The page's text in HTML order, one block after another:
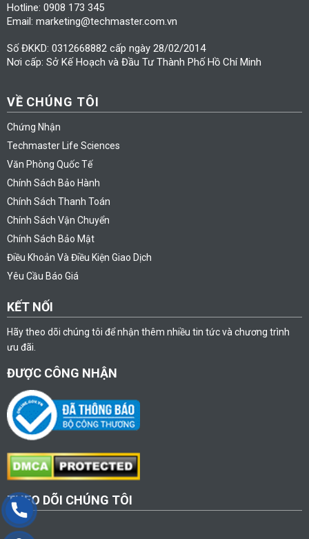
Hotline: 0908 173 345
Email: marketing@techmaster.com.vn
Số ĐKKD: 0312668882 cấp ngày 28/02/2014
Nơi cấp: Sở Kế Hoạch và Đầu Tư Thành Phố Hồ Chí Minh
VỀ CHÚNG TÔI
Chứng Nhận
Techmaster Life Sciences
Văn Phòng Quốc Tế
Chính Sách Bảo Hành
Chính Sách Thanh Toán
Chính Sách Vận Chuyển
Chính Sách Bảo Mật
Điều Khoản Và Điều Kiện Giao Dịch
Yêu Cầu Báo Giá
KẾT NỐI
Hãy theo dõi chúng tôi để nhận thêm nhiều tin tức và chương trình
ưu đãi.
ĐƯỢC CÔNG NHẬN
THEO DÕI CHÚNG TÔI